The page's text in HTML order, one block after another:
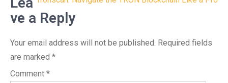
ve a Reply
Your email address will not be published. Required fields
are marked *
Comment *